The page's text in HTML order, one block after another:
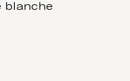
blanche